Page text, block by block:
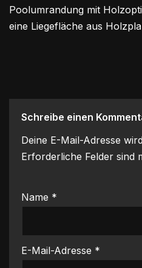
Poolumrandung mit
eine Liegefläche aus
Schreibe einen
Deine E-Mail-Adresse
Erforderliche Felder sind
Name *
E-Mail-Adresse *